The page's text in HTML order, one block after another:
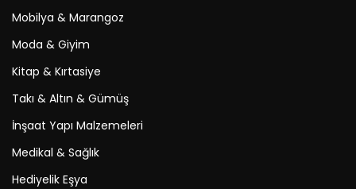
Mobilya & Marangoz
Moda & Giyim
Kitap & Kırtasiye
Takı & Altın & Gümüş
İnşaat Yapı Malzemeleri
Medikal & Sağlık
Hediyelik Eşya